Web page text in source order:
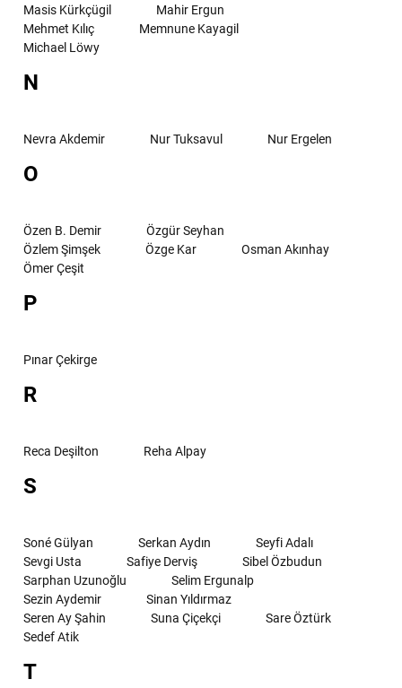
Masis Kürkçügil
Mahir Ergun
Mehmet Kılıç
Memnune Kayagil
Michael Löwy
N
Nevra Akdemir Nur Tuksavul Nur Ergelen
O
Özen B. Demir
Özgür Seyhan
Özlem Şimşek
Özge Kar
Osman Akınhay
Ömer Çeşit
P
Pınar Çekirge
R
Reca Deşilton Reha Alpay
S
Soné Gülyan Serkan Aydın
Seyfi Adalı
Sevgi Usta
Safiye Derviş
Sibel Özbudun
Sarphan Uzunoğlu
Selim Ergunalp
Sezin Aydemir
Sinan Yıldırmaz
Seren Ay Şahin
Suna Çiçekçi
Sare Öztürk
Sedef Atik
T